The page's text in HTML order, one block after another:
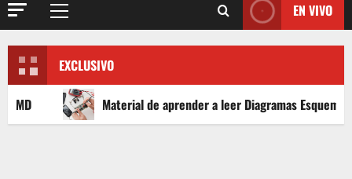
Menú
EN VIVO
EXCLUSIVO
Material de aprender a leer Diagramas Esquemáticos